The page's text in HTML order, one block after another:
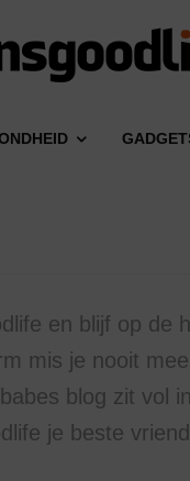
en blijf op de
mis je nooit
blog zit vol
je beste